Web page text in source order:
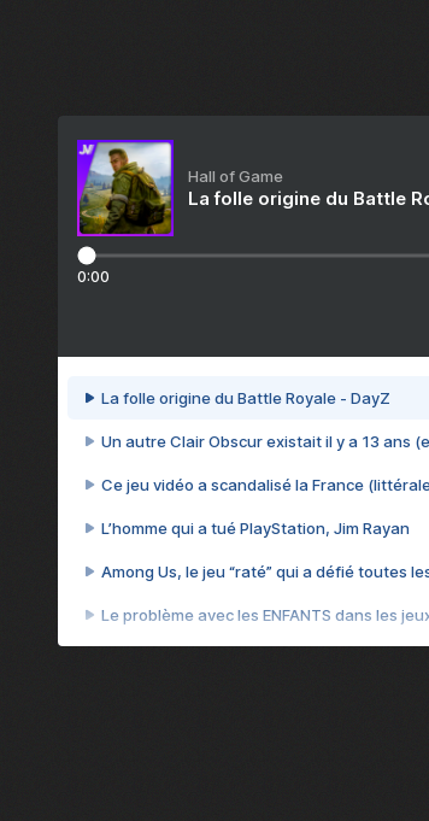
Hall of Game
La folle origine du Battle
0:00
La folle origine du Battle Royale - DayZ
Un autre Clair Obscur existait il y a 13 ans
Ce jeu vidéo a scandalisé la France
L’homme qui a tué PlayStation, Jim Rayan
Among Us, le jeu “raté” qui a défié toutes
Le problème avec les ENFANTS dans les